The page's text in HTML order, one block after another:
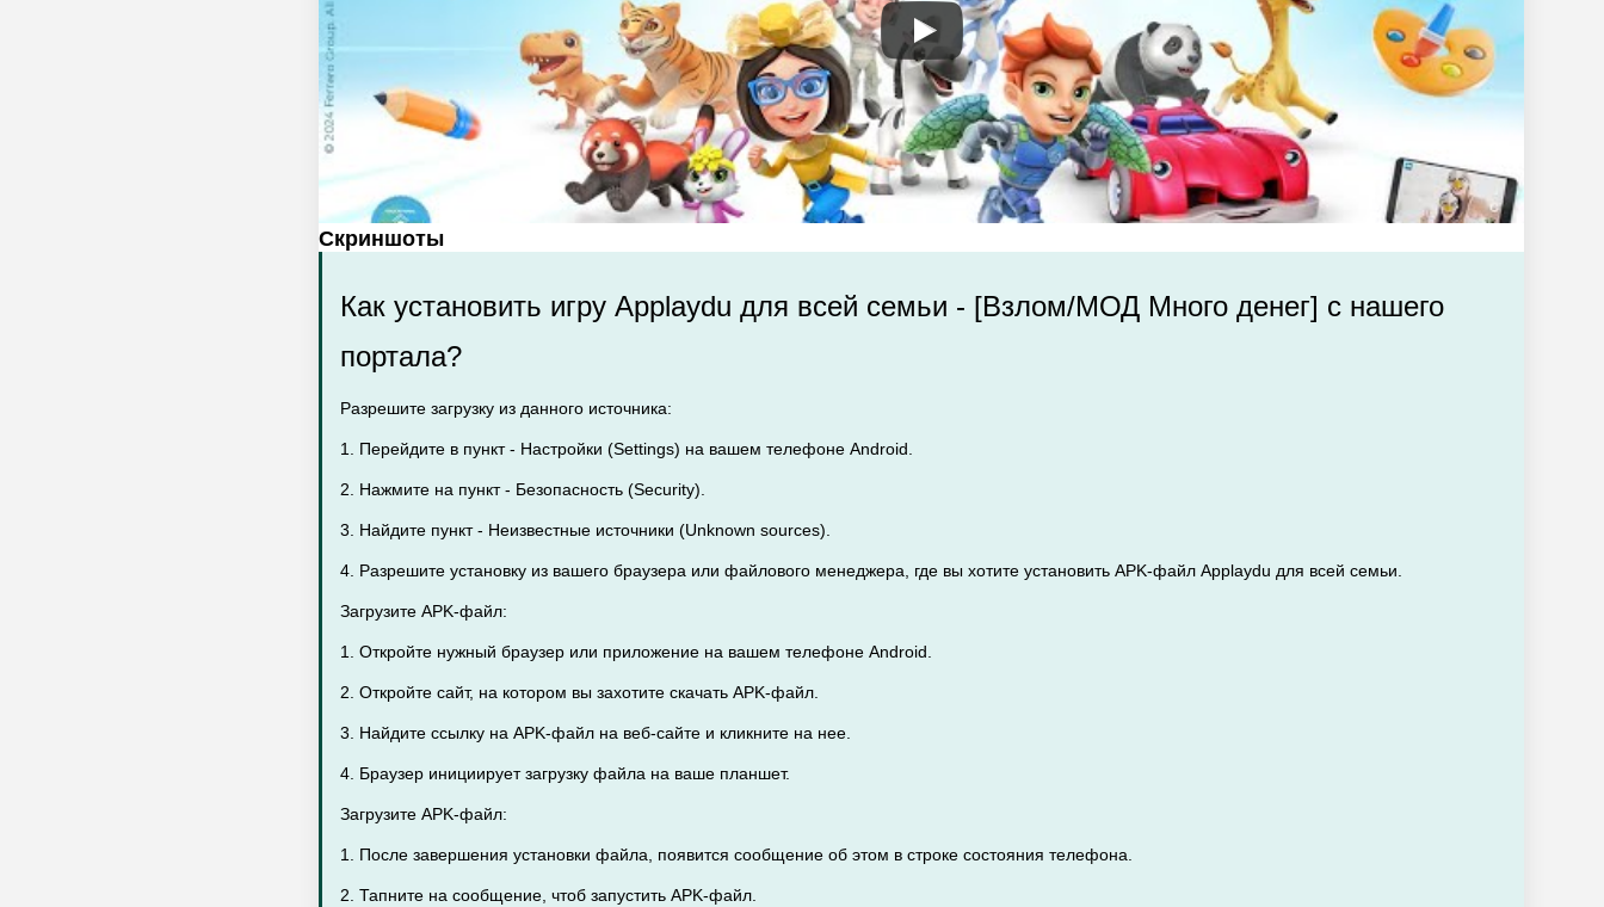
Скриншоты
Как установить игру Applaydu для всей семьи - [Взлом/МОД Много денег] с нашего
портала?
Разрешите загрузку из данного источника:
1. Перейдите в пункт - Настройки (Settings) на вашем телефоне Android.
2. Нажмите на пункт - Безопасность (Security).
3. Найдите пункт - Неизвестные источники (Unknown sources).
4. Разрешите установку из вашего браузера или файлового менеджера, где вы хотите установить APK-файл Applaydu для всей семьи.
Загрузите APK-файл:
1. Откройте нужный браузер или приложение на вашем телефоне Android.
2. Откройте сайт, на котором вы захотите скачать APK-файл.
3. Найдите ссылку на APK-файл на веб-сайте и кликните на нее.
4. Браузер инициирует загрузку файла на ваше планшет.
Загрузите APK-файл:
1. После завершения установки файла, появится сообщение об этом в строке состояния телефона.
2. Тапните на сообщение, чтоб запустить APK-файл.